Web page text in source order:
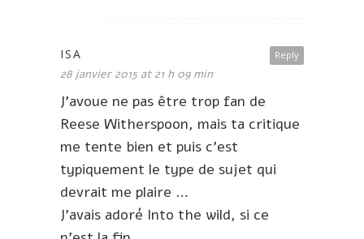
Reply
ISA
28 janvier 2015 at 21 h 09 min
J’avoue ne pas être trop fan de
Reese Witherspoon, mais ta critique
me tente bien et puis c’est
typiquement le type de sujet qui
devrait me plaire …
J’avais adoré Into the wild, si ce